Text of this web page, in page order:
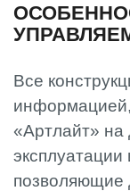
Все
«Артлайт»
эксплуатации
позволяющие